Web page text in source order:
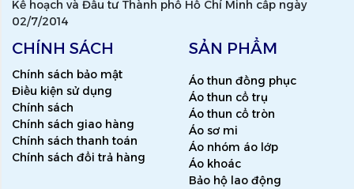
Kế hoạch và Đầu tư Thành phố Hồ Chí Minh cấp ngày
02/7/2014
CHÍNH SÁCH
Chính sách bảo mật
Điều kiện sử dụng
Chính sách
Chính sách giao hàng
Chính sách thanh toán
Chính sách đổi trả hàng
SẢN PHẨM
Áo thun đồng phục
Áo thun cổ trụ
Áo thun cổ tròn
Áo sơ mi
Áo nhóm áo lớp
Áo khoác
Bảo hộ lao động